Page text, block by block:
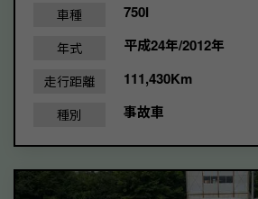
車種 750I
年式 平成24年/2012年
走行距離 111,430Km
種別 事故車